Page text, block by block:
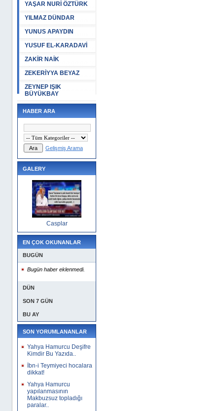
YAŞAR NURİ ÖZTÜRK
YILMAZ DÜNDAR
YUNUS APAYDIN
YUSUF EL-KARADAVİ
ZAKİR NAİK
ZEKERİYYA BEYAZ
ZEYNEP IŞIK
BÜYÜKBAY
HABER ARA
Gelişmiş Arama
GALERY
Casplar
EN ÇOK OKUNANLAR
BUGÜN
Bugün haber eklenmedi.
DÜN
SON 7 GÜN
BU AY
SON YORUMLANANLAR
Yahya Hamurcu Deşifre
Kimdir Bu Yazıda..
İbn-i Teymiyeci hocalara
dikkat!
Yahya Hamurcu
yapılanmasının
Makbuzsuz topladığı
paralar..